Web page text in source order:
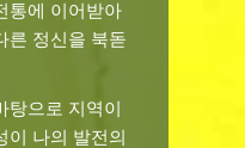
통에 이어받아
른 정신을 북돋
탕으로 지역이
이 나의 발전의